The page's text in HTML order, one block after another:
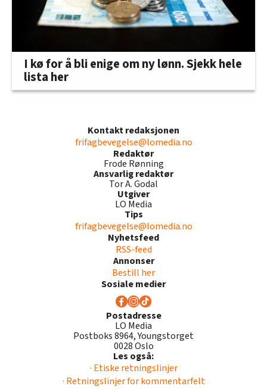
I kø for å bli enige om ny lønn. Sjekk hele
lista her
Kontakt redaksjonen
frifagbevegelse@lomedia.no
Redaktør
Frode Rønning
Ansvarlig redaktør
Tor A. Godal
Utgiver
LO Media
Tips
frifagbevegelse@lomedia.no
Nyhetsfeed
RSS-feed
Annonser
Bestill her
Sosiale medier
Postadresse
LO Media
Postboks 8964, Youngstorget
0028 Oslo
Les også:
· Etiske retningslinjer
· Retningslinjer for kommentarfelt